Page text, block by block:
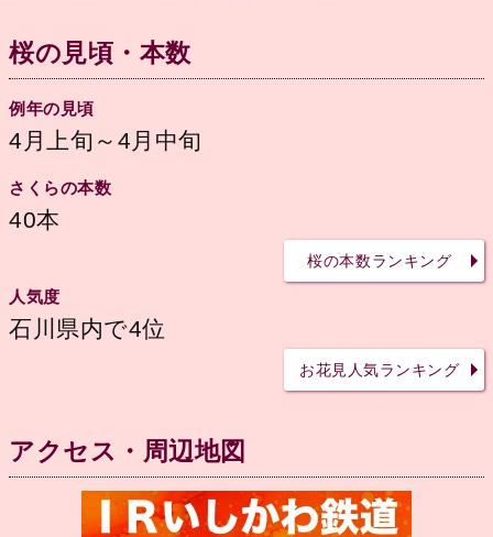
桜の見頃・本数
例年の見頃
4月上旬～4月中旬
さくらの本数
40本
桜の本数ランキング
人気度
石川県内で4位
お花見人気ランキング
アクセス・周辺地図